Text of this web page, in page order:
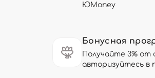
ЮMoney
Бонусная
Получайте 3%
авторизуйтесь в